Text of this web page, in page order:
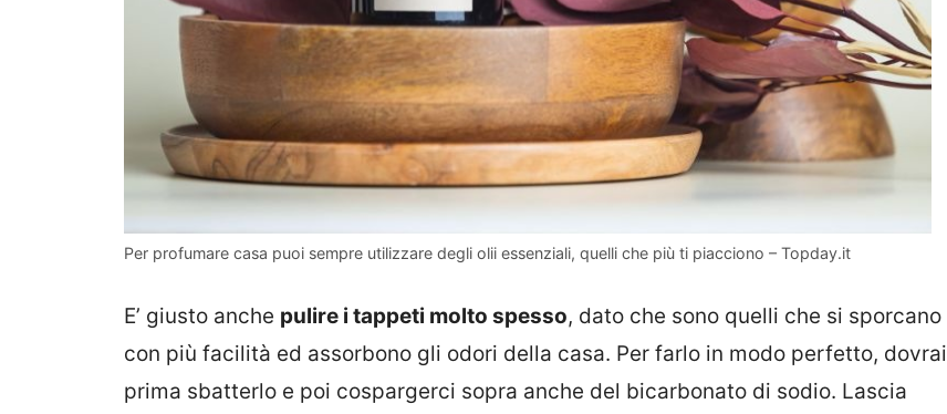
Per profumare casa puoi sempre utilizzare degli olii essenziali, quelli che più ti piacciono – Topday.it
E’ giusto anche pulire i tappeti molto spesso, dato che sono quelli che si sporcano
con più facilità ed assorbono gli odori della casa. Per farlo in modo perfetto, dovrai
prima sbatterlo e poi cospargerci sopra anche del bicarbonato di sodio. Lascia